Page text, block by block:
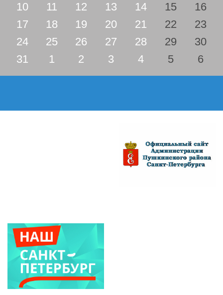
10
11 12 13 14 15
16
17
18 19 20 21 22
23
24
25 26 27 28 29
30
31
1 2 3 4 5 6